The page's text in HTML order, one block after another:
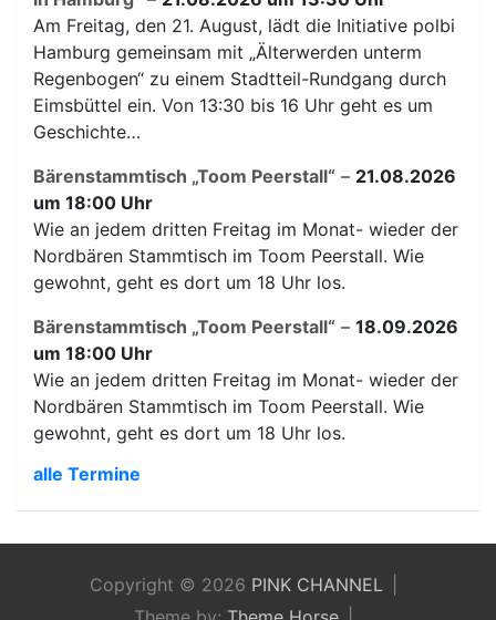
Am Freitag, den 21. August, lädt die Initiative polbi
Hamburg gemeinsam mit „Älterwerden unterm
Regenbogen“ zu einem Stadtteil-Rundgang durch
Eimsbüttel ein. Von 13:30 bis 16 Uhr geht es um
Geschichte…
Bärenstammtisch „Toom Peerstall“ – 21.08.2026
um 18:00 Uhr
Wie an jedem dritten Freitag im Monat- wieder der
Nordbären Stammtisch im Toom Peerstall. Wie
gewohnt, geht es dort um 18 Uhr los.
Bärenstammtisch „Toom Peerstall“ – 18.09.2026
um 18:00 Uhr
Wie an jedem dritten Freitag im Monat- wieder der
Nordbären Stammtisch im Toom Peerstall. Wie
gewohnt, geht es dort um 18 Uhr los.
alle Termine
Copyright © 2026 PINK CHANNEL